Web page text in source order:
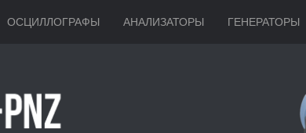
ОСЦИЛЛОГРАФЫ АНАЛИЗАТОРЫ ГЕНЕРАТОРЫ